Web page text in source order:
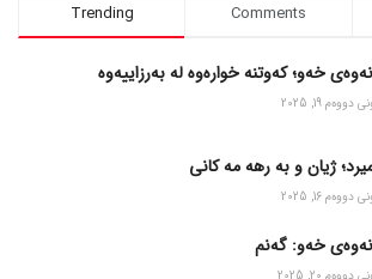
Trending Comments
خەو؛ کەوتنە خوارەوە لە بەرزاییەوە
دووه‌م 19, 2025
ژیان و به رهه مه کانی
دووه‌م 16, 2025
خەو: گەنم